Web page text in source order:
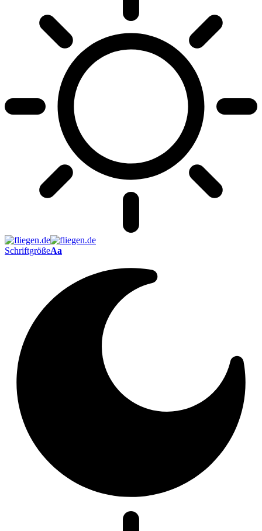
SchriftgrößeAa